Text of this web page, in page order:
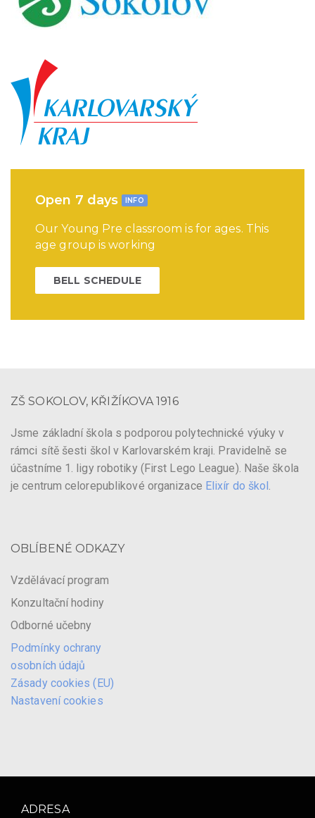
Open 7 days INFO
Our Young Pre classroom is for ages. This
age group is working
BELL SCHEDULE
ZŠ SOKOLOV, KŘIŽÍKOVA 1916
Jsme základní škola s podporou polytechnické výuky v
rámci sítě šesti škol v Karlovarském kraji. Pravidelně se
účastníme 1. ligy robotiky (First Lego League). Naše škola
je centrum celorepublikové organizace Elixír do škol .
OBLÍBENÉ ODKAZY
Vzdělávací program
Konzultační hodiny
Odborné učebny
Podmínky ochrany
osobních údajů
Zásady cookies (EU)
Nastavení cookies
ADRESA